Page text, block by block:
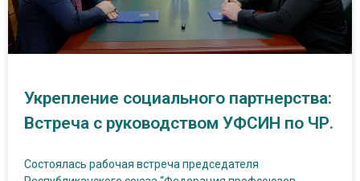
Укрепление социального партнерства:
Встреча с руководством УФСИН по ЧР.
Состоялась рабочая встреча председателя